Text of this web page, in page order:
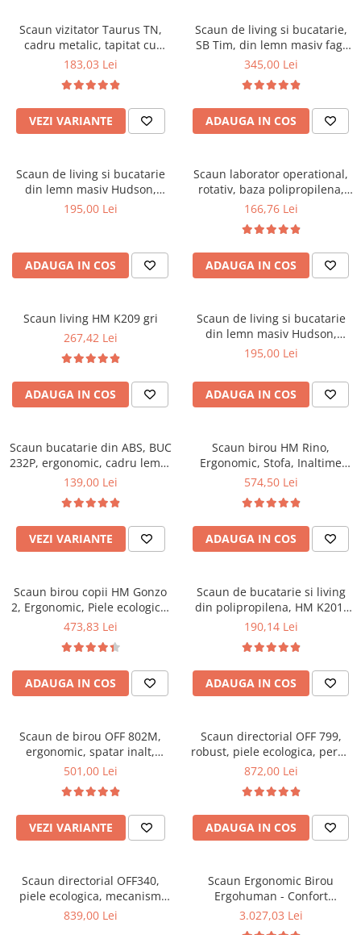
Saltele cu arcuri impachetate
individual
Saltele Memory Pocket
Saltele Memory Foam
Saltele Memory Pocket
Saltele cu plasa arcuri
Saltele cu spuma
Saltele cu spuma poliuretanica
Saltele 140x200
Saltele 180x200
Top saltele
Top saltele 5 cm
Top saltele 10 cm
Top saltele memory 5 cm
Saltele ieftine
Saltele cu plasa de arcuri
Paturi
Seturi de pat si saltea
Masute de toaleta
Mobilier living
Scaune pentru living
Comode living
Set mese plus scaune
Scaune ergonomice
Etajere Birou
Birouri
Scaune pentru birou
Scaune pentru vizitatori
Mobilier bucatarie
Scaune pentru bucatarie
Mobila bucatarie
Seturi mese si scaune bucatarie
Mobilier hol
Mobila hol
Suporturi si rafturi pantofi
Pantofare
Seturi mobilier hol
Stender haine
Suport pentru umerase
Etajere
Cuiere
Mese gradinita
Scaune gradinita
Set mese si scaune gradinita
Mobila camera copii
Saltele patuturi copii
Paturi copii
Masa si scaune gradinita
Scaune birou
Scaune profesionale
Scaune resigilate
Scaune conferinta
Scaune terasa si outdoor
Scaun vizitator Taurus TN,
cadru metalic, tapitat cu
stofa, stivuibil, 120 kg, negru
183,03 Lei
VEZI VARIANTE
Scaun de living si bucatarie,
SB Tim, din lemn masiv fag,
tapiterie stofa, lacuit, 120 kg,
345,00 Lei
ADAUGA IN COS
Scaun de living si bucatarie
din lemn masiv Hudson,
tapiterie stofa,100 kg,
195,00 Lei
ADAUGA IN COS
Scaun laborator operational,
rotativ, baza polipropilena,
piele ecologica, inaltime
166,76 Lei
ADAUGA IN COS
Scaun living HM K209 gri
267,42 Lei
ADAUGA IN COS
Scaun de living si bucatarie
din lemn masiv Hudson,
tapiterie stofa,100 kg,
195,00 Lei
ADAUGA IN COS
Scaun bucatarie din ABS, BUC
232P, ergonomic, cadru lemn,
100 kg
139,00 Lei
VEZI VARIANTE
Scaun birou HM Rino,
Ergonomic, Stofa, Inaltime
reglabila, Mecanism
cm, Gri
574,50 Lei
ADAUGA IN COS
Scaun birou copii HM Gonzo
2, Ergonomic, Piele ecologica,
Inaltime ajustabila, Mecanism
473,83 Lei
ADAUGA IN COS
Scaun de bucatarie si living
din polipropilena, HM K201,
ergonomic, baza lemn masiv,
100 kg, alb
190,14 Lei
ADAUGA IN COS
Scaun de birou OFF 802M,
ergonomic, spatar inalt,
mecanism balans, roti
501,00 Lei
VEZI VARIANTE
Scaun directorial OFF 799,
robust, piele ecologica, perne
duble, baza cromata,
872,00 Lei
ADAUGA IN COS
Scaun directorial OFF340,
piele ecologica, mecanism
balans, robust, rabatabil 180
839,00 Lei
Scaun Ergonomic Birou
Ergohuman - Confort
Premium, Reglaje Inteligente
3.027,03 Lei